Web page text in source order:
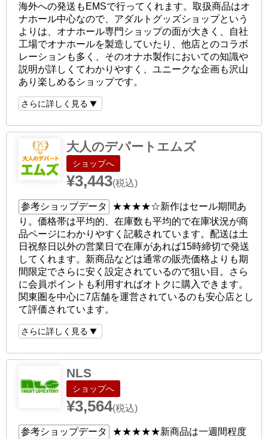
海外への発送もEMSで行ってくれます。取扱商品はオ
ナホール中心なので、アダルトグッズショップという
よりは、オナホール専門ショップの面が大きく、自社
工場でオナホールを製造していたり、他店とのコラボ
レーションも多く、そのオナホ製作においての知識や
説明が詳しくてわかりやすく、ユニークな企画も沢山
あり楽しめるショップです。
さらに詳しく見る
大人のデパートエムズ
ショップへ
¥3,443(税込)
参考ショップデータ ★★★★☆新作はセール期間あ
り。価格帯は平均的、在庫数も平均的で在庫状況が商
品ページにわかりやすく記載されています。配送は土
日祝祭日以外の営業日で在庫があれば15時締切で発送
してくれます。新商品などは通常の販売価格よりも期
間限定でさらに安く設定されているので狙い目。さら
に会員ポイントも利用すればオトクに購入できます。
関東圏を中心に7店舗を運営されているのも安心店とし
て評価されています。
さらに詳しく見る
NLS
ショップへ
¥3,564(税込)
参考ショップデータ ★★★★★新商品は一週間程度